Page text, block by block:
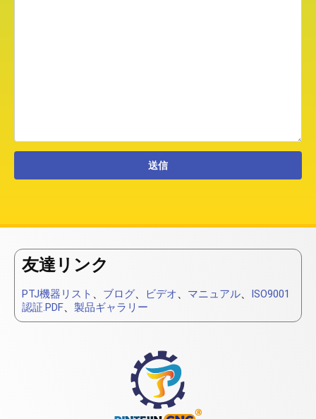
友達リンク
PTJ機器リスト 、 ブログ、 ビデオ、 マニュアル、 ISO9001
認証.PDF、 製品ギャラリー